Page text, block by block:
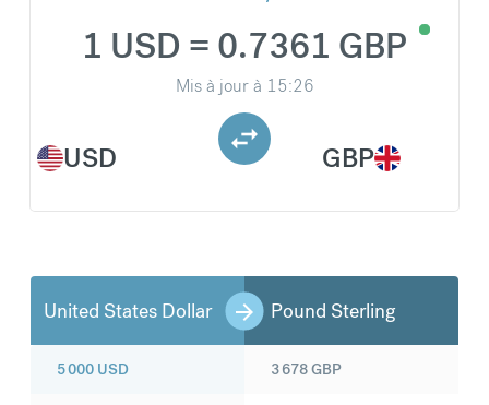
USD
1 USD = 0.7361 GBP
Mis à jour à 15:26
GBP
United States Dollar Pound Sterling
5 000 USD 3 678GBP